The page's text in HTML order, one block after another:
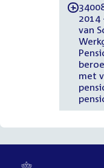
-
2014
van
met